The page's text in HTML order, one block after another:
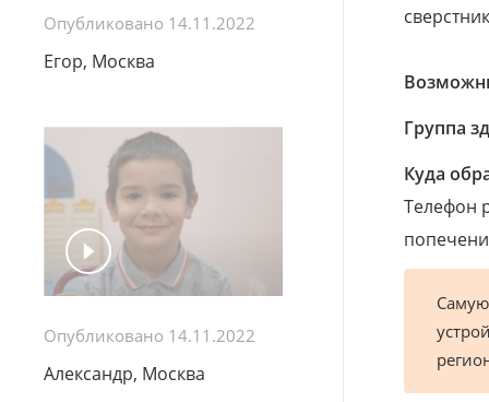
Опубликовано 14.11.2022
Егор, Москва
Опубликовано 14.11.2022
Александр, Москва
Группа
Куда
Телефон